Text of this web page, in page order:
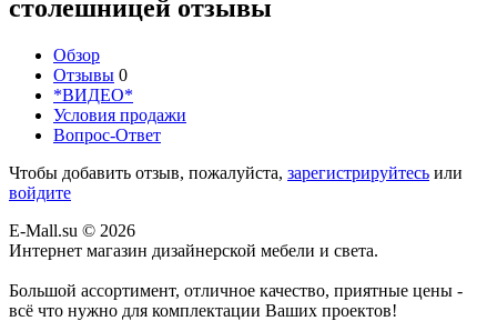
столешницей отзывы
Обзор
Отзывы 0
*ВИДЕО*
Условия продажи
Вопрос-Ответ
Чтобы добавить отзыв, пожалуйста, зарегистрируйтесь или
войдите
E-Mall.su © 2026
Интернет магазин дизайнерской мебели и света.
Большой ассортимент, отличное качество, приятные цены -
всё что нужно для комплектации Ваших проектов!